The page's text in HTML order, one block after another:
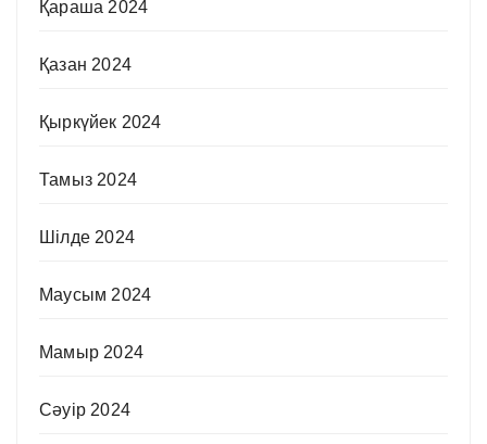
Қараша 2024
Қазан 2024
Қыркүйек 2024
Тамыз 2024
Шілде 2024
Маусым 2024
Мамыр 2024
Сәуір 2024